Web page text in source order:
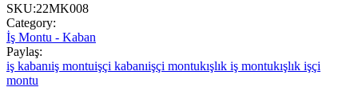
SKU:22MK008
Category:
İş Montu - Kaban
Paylaş:
iş kabanıiş montuişçi kabanıişçi montukışlık iş montukışlık işçi
montu